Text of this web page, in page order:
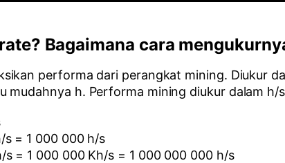
Bagaimana cara
performa dari perangkat mining. Diukur
mudahnya h. Performa mining diukur dalam h/
s = 1 000 000 h/s
s = 1 000 000 Kh/s = 1 000 000 000 h/s